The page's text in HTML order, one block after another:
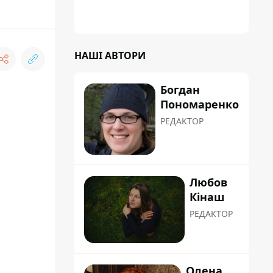
НАШІ АВТОРИ
Богдан
Пономаренко
РЕДАКТОР
Любов
Кінаш
РЕДАКТОР